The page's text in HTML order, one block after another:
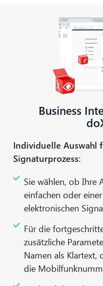
Business
Individuelle Auswahl
Signaturprozess:
Sie wählen, ob Ihre
einfachen oder
elektronischen
Für die
zusätzliche
Namen als Klartext,
die